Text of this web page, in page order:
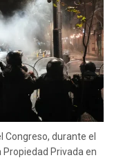
Congreso, durante el
Privada en